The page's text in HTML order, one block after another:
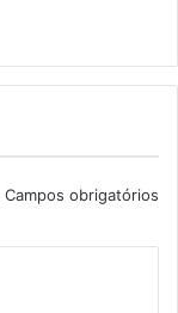
Campos obrigatórios